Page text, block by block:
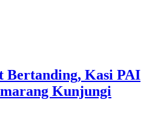
Bertanding, Kasi PAI
Kunjungi